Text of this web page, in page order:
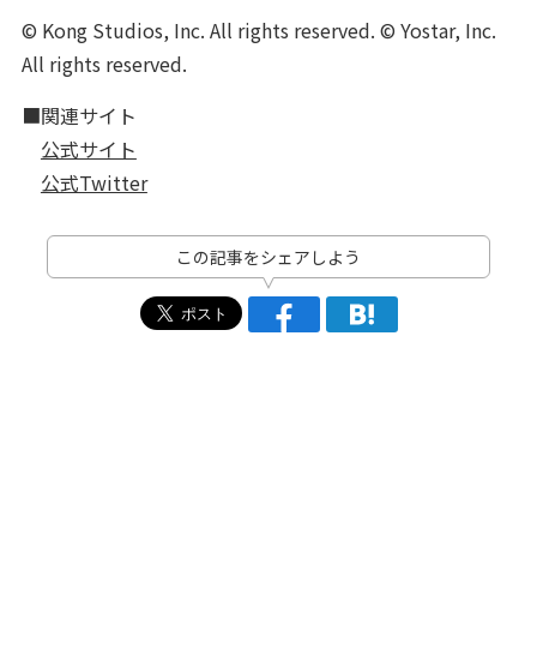
© Kong Studios, Inc. All rights reserved. © Yostar, Inc.
All rights reserved.
■関連サイト
公式サイト
公式Twitter
この記事をシェアしよう